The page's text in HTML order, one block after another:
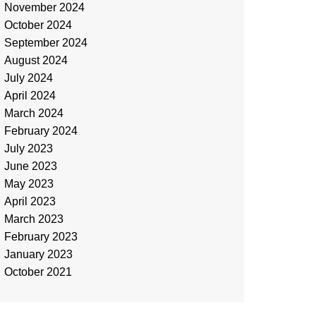
November 2024
October 2024
September 2024
August 2024
July 2024
April 2024
March 2024
February 2024
July 2023
June 2023
May 2023
April 2023
March 2023
February 2023
January 2023
October 2021